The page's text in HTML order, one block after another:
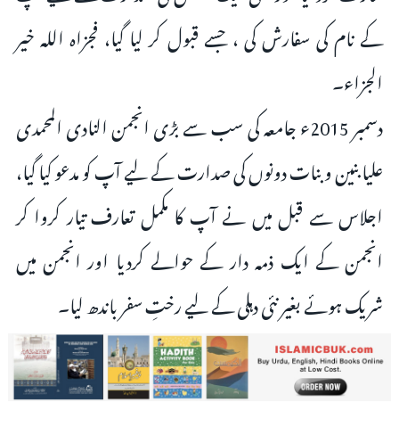
کے نام کی سفارش کی ، جسے قبول کر لیا گیا، فجزاہ اللہ خیر
الجزاء۔
دسمبر 2015ء جامعہ کی سب سے بڑی انجمن النادی المحمدی
علیا بنین و بنات دونوں کی صدارت کے لیے آپ کو مدعو کیا گیا،
اجلاس سے قبل میں نے آپ کا مکمل تعارف تیار کروا کر
انجمن کے ایک ذمہ دار کے حوالے کردیا اور انجمن میں
شریک ہوئے بغیر نئی دہلی کے لیے رختِ سفر باندھ لیا۔